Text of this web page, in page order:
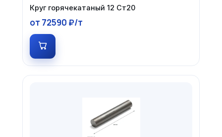
Круг горячекатаный 12 Ст20
от 72590 ₽/т